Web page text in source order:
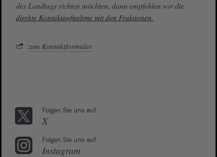
des Landtags richten möchten, dann empfehlen wir die
direkte Kontaktaufnahme mit den Fraktionen.
zum Kontaktformular
Folgen Sie uns auf
X
Folgen Sie uns auf
Instagram